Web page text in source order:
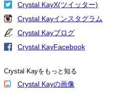
Crystal KayX(ツイッター)
Crystal Kayインスタグラム
Crystal Kayブログ
Crystal KayFacebook
Crystal Kayをもっと知る
Crystal Kayの画像